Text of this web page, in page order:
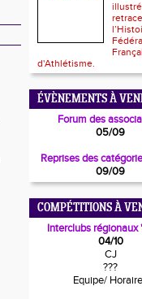
retrace
d'Athlétisme.
ÉVÈNEMENTS À
Forum des
05/09
Reprises des
09/09
COMPÉTITIONS À
Interclubs régionaux
04/10
CJ
???
Equipe/